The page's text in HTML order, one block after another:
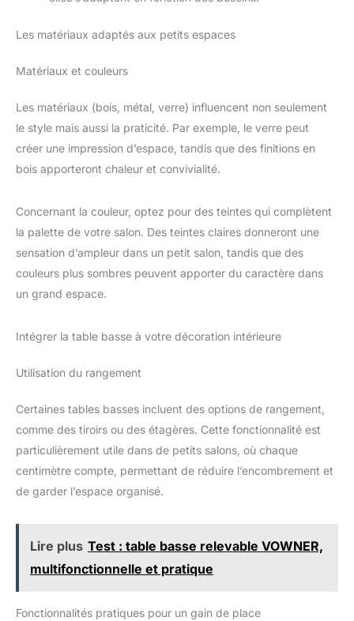
Les matériaux adaptés aux petits espaces
Matériaux et couleurs
Les matériaux (bois, métal, verre) influencent non seulement
le style mais aussi la praticité. Par exemple, le verre peut
créer une impression d’espace, tandis que des finitions en
bois apporteront chaleur et convivialité.
Concernant la couleur, optez pour des teintes qui complètent
la palette de votre salon. Des teintes claires donneront une
sensation d’ampleur dans un petit salon, tandis que des
couleurs plus sombres peuvent apporter du caractère dans
un grand espace.
Intégrer la table basse à votre décoration intérieure
Utilisation du rangement
Certaines tables basses incluent des options de rangement,
comme des tiroirs ou des étagères. Cette fonctionnalité est
particulièrement utile dans de petits salons, où chaque
centimètre compte, permettant de réduire l’encombrement et
de garder l’espace organisé.
Lire plus Test : table basse relevable VOWNER,
multifonctionnelle et pratique
Fonctionnalités pratiques pour un gain de place